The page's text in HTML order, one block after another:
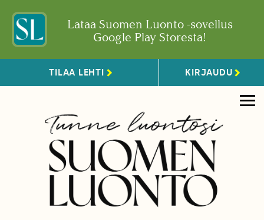
Lataa Suomen Luonto -sovellus
Google Play Storesta!
TILAA LEHTI KIRJAUDU